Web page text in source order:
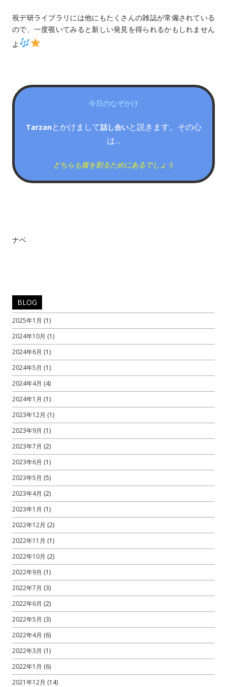
視デ研ライブラリには他にもたくさんの雑誌が常備されている
ので、一度覗いてみると新しい発見を得られるかもしれません
よ
今日のなぞかけ
Tarzan とかけまして話し合いと説きます。その心
は…
どちらも腹を割るためにあるでしょう
ナベ
BLOG
2025年1月 (1)
2024年10月 (1)
2024年6月 (1)
2024年5月 (1)
2024年4月 (4)
2024年1月 (1)
2023年12月 (1)
2023年9月 (1)
2023年7月 (2)
2023年6月 (1)
2023年5月 (5)
2023年4月 (2)
2023年1月 (1)
2022年12月 (2)
2022年11月 (1)
2022年10月 (2)
2022年9月 (1)
2022年7月 (3)
2022年6月 (2)
2022年5月 (3)
2022年4月 (6)
2022年3月 (1)
2022年1月 (6)
2021年12月 (14)